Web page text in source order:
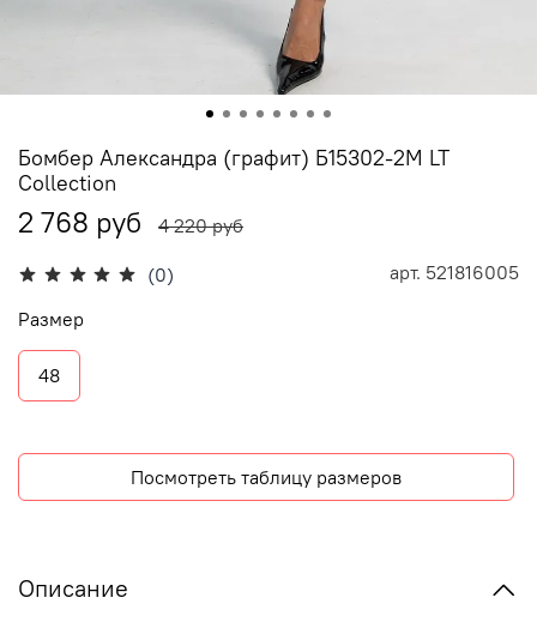
(0) арт. 521816005
Бомбер Александра (графит) Б15302-2М LT
Collection
2 768 руб 4 220 руб
Размер
48
Посмотреть таблицу размеров
Описание